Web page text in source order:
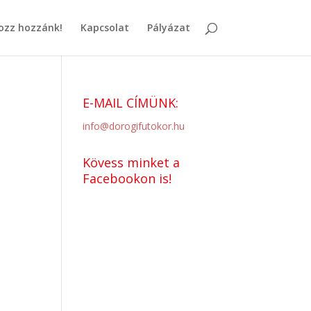
hozzánk! Kapcsolat Pályázat
E-MAIL CÍMÜNK:
info@dorogifutokor.hu
Kövess minket a
Facebookon is!